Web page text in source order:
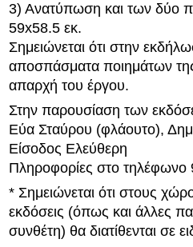
3) Ανατύπωση και των δύο
59x58.5 εκ.
Σημειώνεται ότι στην
αποσπάσματα ποιημάτων
απαρχή του έργου.
Στην παρουσίαση των
Εύα Σταύρου (φλάουτο),
Είσοδος Ελεύθερη
Πληροφορίες στο τηλέφωνο
* Σημειώνεται ότι στους
εκδόσεις (όπως και άλλες
συνθέτη) θα διατίθενται σε